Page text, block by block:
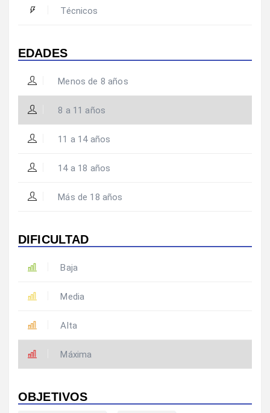
Técnicos
EDADES
Menos de 8 años
8 a 11 años
11 a 14 años
14 a 18 años
Más de 18 años
DIFICULTAD
Baja
Media
Alta
Máxima
OBJETIVOS